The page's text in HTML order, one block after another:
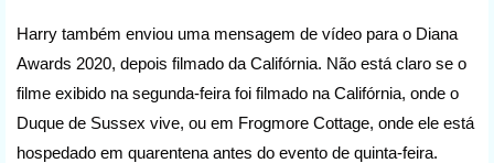
Harry também enviou uma mensagem de vídeo para o Diana
Awards 2020, depois filmado da Califórnia. Não está claro se o
filme exibido na segunda-feira foi filmado na Califórnia, onde o
Duque de Sussex vive, ou em Frogmore Cottage, onde ele está
hospedado em quarentena antes do evento de quinta-feira.